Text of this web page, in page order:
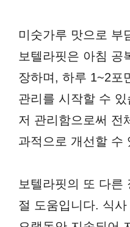
미숫가루 맛으로 부
보텔라핏은 아침 공
장하며, 하루 1~2포
관리를 시작할 수
저 관리함으로써 전
과적으로 개선할 수
보텔라핏의 또 다른
절 도움입니다. 식